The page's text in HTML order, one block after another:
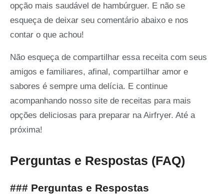
opção mais saudável de hambúrguer. E não se
esqueça de deixar seu comentário abaixo e nos
contar o que achou!
Não esqueça de compartilhar essa receita com seus
amigos e familiares, afinal, compartilhar amor e
sabores é sempre uma delícia. E continue
acompanhando nosso site de receitas para mais
opções deliciosas para preparar na Airfryer. Até a
próxima!
Perguntas e Respostas (FAQ)
### Perguntas e Respostas